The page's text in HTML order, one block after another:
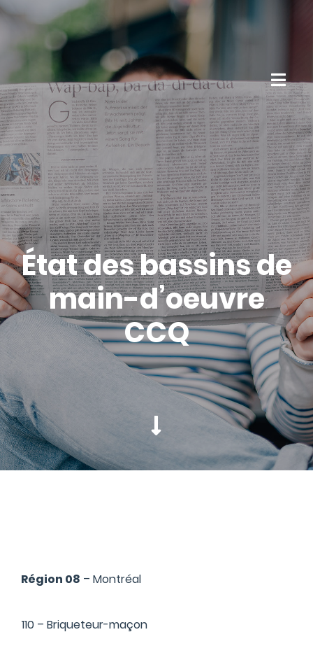
État des bassins de
main-d’oeuvre
CCQ
Région 08 – Montréal
110 – Briqueteur-maçon